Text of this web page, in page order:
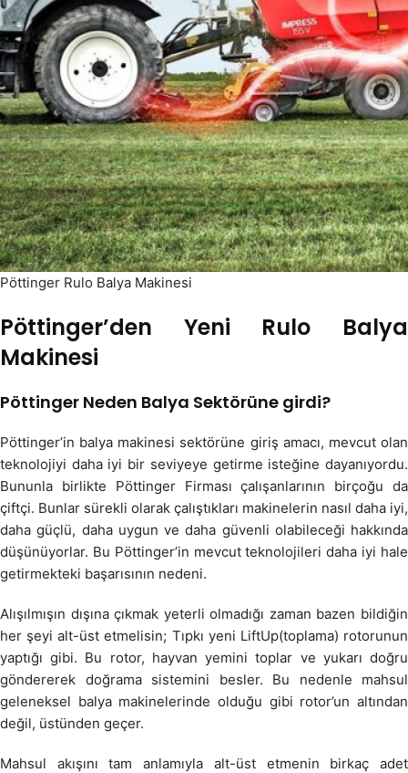
Pöttinger Rulo Balya Makinesi
Pöttinger’den Yeni Rulo Balya
Makinesi
Pöttinger Neden Balya Sektörüne girdi?
Pöttinger’in balya makinesi sektörüne giriş amacı, mevcut olan
teknolojiyi daha iyi bir seviyeye getirme isteğine dayanıyordu.
Bununla birlikte Pöttinger Firması çalışanlarının birçoğu da
çiftçi. Bunlar sürekli olarak çalıştıkları makinelerin nasıl daha iyi,
daha güçlü, daha uygun ve daha güvenli olabileceği hakkında
düşünüyorlar. Bu Pöttinger’in mevcut teknolojileri daha iyi hale
getirmekteki başarısının nedeni.
Alışılmışın dışına çıkmak yeterli olmadığı zaman bazen bildiğin
her şeyi alt-üst etmelisin; Tıpkı yeni LiftUp(toplama) rotorunun
yaptığı gibi. Bu rotor, hayvan yemini toplar ve yukarı doğru
göndererek doğrama sistemini besler. Bu nedenle mahsul
geleneksel balya makinelerinde olduğu gibi rotor’un altından
değil, üstünden geçer.
Mahsul akışını tam anlamıyla alt-üst etmenin birkaç adet